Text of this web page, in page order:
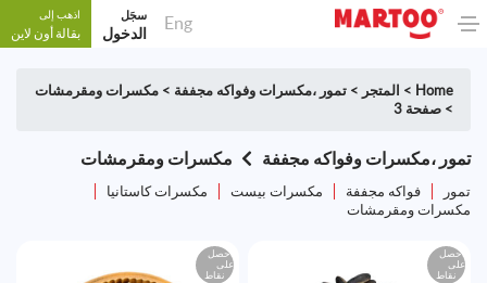
Eng سجَل
الدخول
اذهب إلى
بقالة أون لاين
Home
> المتجر > تمور ،مكسرات وفواكه مجففة > مكسرات ومقرمشات
> صفحة 3
تمور ،مكسرات وفواكه مجففة مكسرات ومقرمشات
تمور فواكه مجففة مكسرات بيست
مكسرات كاستانيا
مكسرات ومقرمشات
احصل
على
نقاط
احصل
على
نقاط